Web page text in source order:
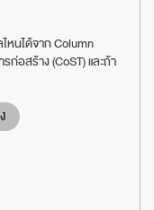
หนได้จาก Column
ก่อสร้าง (CoST) และถ้า